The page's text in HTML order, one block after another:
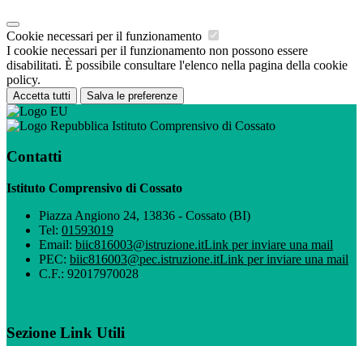
Cookie necessari per il funzionamento
I cookie necessari per il funzionamento non possono essere
disabilitati. È possibile consultare l'elenco nella pagina della cookie
policy.
Accetta tutti Salva le preferenze
Istituto Comprensivo di Cossato
Contatti
Istituto Comprensivo di Cossato
Piazza Angiono 24, 13836 - Cossato (BI)
Tel: 01593019
Email: biic816003@istruzione.itLink per inviare una mail
PEC: biic816003@pec.istruzione.itLink per inviare una mail
C.F.: 92017970028
Sezione Link Utili